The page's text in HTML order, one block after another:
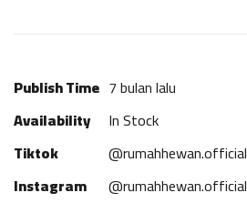
Publish Time 7 bulan lalu
Availability
In Stock
Tiktok
@rumahhewan.official
Instagram
@rumahhewan.official